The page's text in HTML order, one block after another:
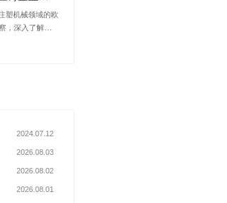
工制造、汽车
线：400-069-